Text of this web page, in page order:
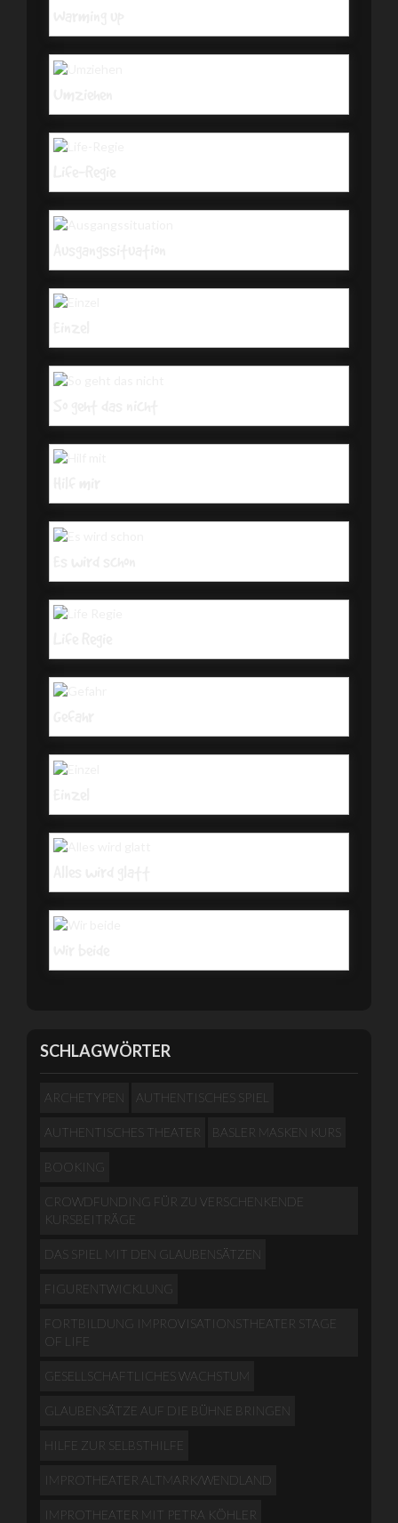
SCHLAGWÖRTER
ARCHETYPEN AUTHENTISCHES SPIEL
AUTHENTISCHES THEATER BASLER MASKEN KURS
BOOKING
CROWDFUNDING FÜR ZU VERSCHENKENDE
KURSBEITRÄGE
DAS SPIEL MIT DEN GLAUBENSÄTZEN
FIGURENTWICKLUNG
FORTBILDUNG IMPROVISATIONSTHEATER STAGE
OF LIFE
GESELLSCHAFTLICHES WACHSTUM
GLAUBENSÄTZE AUF DIE BÜHNE BRINGEN
HILFE ZUR SELBSTHILFE
IMPROTHEATER ALTMARK/WENDLAND
IMPROTHEATER MIT PETRA KÖHLER